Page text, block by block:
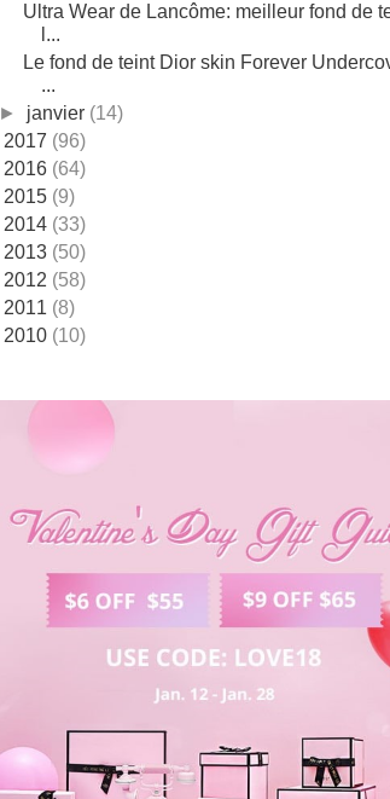
Ultra Wear de Lancôme: meilleur fond de
l...
Le fond de teint Dior skin Forever
...
► janvier (14)
2017 (96)
2016 (64)
2015 (9)
2014 (33)
2013 (50)
2012 (58)
2011 (8)
2010 (10)